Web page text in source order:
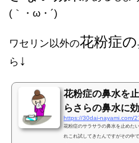
(｀・ω・´)ゞ
ワセリン以外の花粉症
ら ↓
花粉症の鼻水を
らさらの鼻水に
https://30dai-nayami.com/
花粉症のサラサラの鼻水を止めた
れこれ試してきたんですがその中